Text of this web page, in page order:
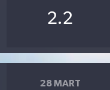
2.2
28 MART